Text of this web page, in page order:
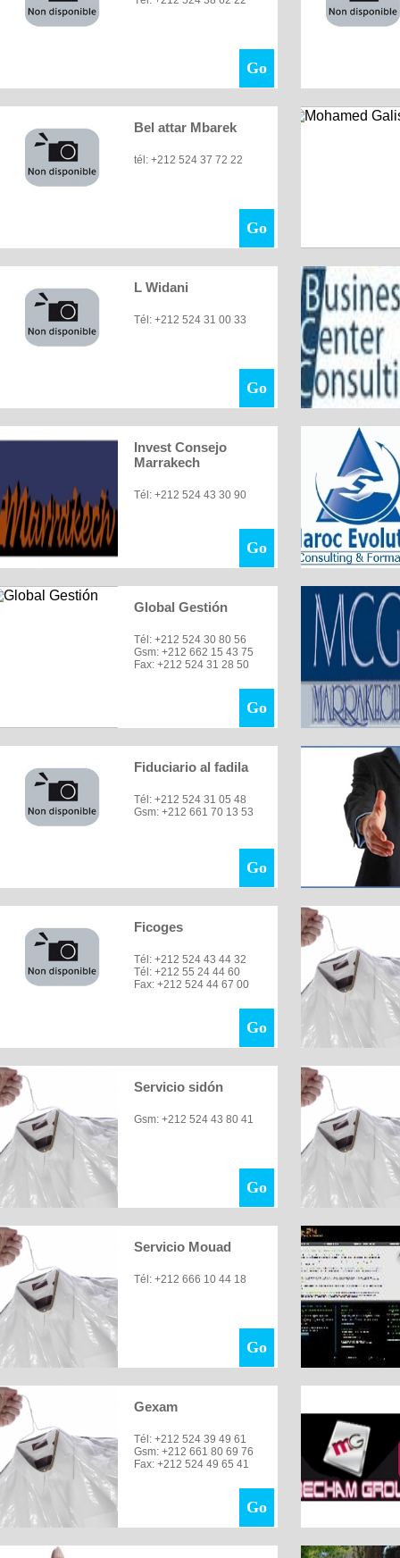
Go
Bel attar Mbarek
tél: +212 524 37 72 22
Go
L Widani
Tél: +212 524 31 00 33
Go
Invest Consejo
Marrakech
Tél: +212 524 43 30 90
Go
Global Gestión
Tél: +212 524 30 80 56
Gsm: +212 662 15 43 75
Fax: +212 524 31 28 50
Go
Fiduciario al fadila
Tél: +212 524 31 05 48
Gsm: +212 661 70 13 53
Go
Ficoges
Tél: +212 524 43 44 32
Tél: +212 55 24 44 60
Fax: +212 524 44 67 00
Go
Servicio sidón
Gsm: +212 524 43 80 41
Go
Servicio Mouad
Tél: +212 666 10 44 18
Go
Gexam
Tél: +212 524 39 49 61
Gsm: +212 661 80 69 76
Fax: +212 524 49 65 41
Go